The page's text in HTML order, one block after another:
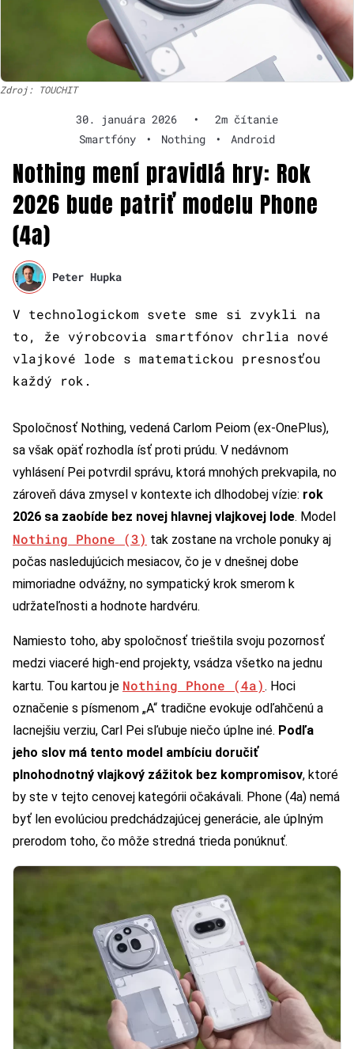
Zdroj: TOUCHIT
30. januára 2026 •
2m čítanie
Smartfóny
• Nothing • Android
Nothing mení pravidlá hry: Rok
2026 bude patriť modelu Phone
(4a)
Peter Hupka
V technologickom svete sme si zvykli na
to, že výrobcovia smartfónov chrlia nové
vlajkové lode s matematickou presnosťou
každý rok.
Spoločnosť Nothing, vedená Carlom Peiom (ex-OnePlus),
sa však opäť rozhodla ísť proti prúdu. V nedávnom
vyhlásení Pei potvrdil správu, ktorá mnohých prekvapila, no
zároveň dáva zmysel v kontexte ich dlhodobej vízie: rok
2026 sa zaobíde bez novej hlavnej vlajkovej lode. Model
Nothing Phone (3) tak zostane na vrchole ponuky aj
počas nasledujúcich mesiacov, čo je v dnešnej dobe
mimoriadne odvážny, no sympatický krok smerom k
udržateľnosti a hodnote hardvéru.
Namiesto toho, aby spoločnosť trieštila svoju pozornosť
medzi viaceré high-end projekty, vsádza všetko na jednu
kartu. Tou kartou je Nothing Phone (4a). Hoci
označenie s písmenom „A“ tradične evokuje odľahčenú a
lacnejšiu verziu, Carl Pei sľubuje niečo úplne iné. Podľa
jeho slov má tento model ambíciu doručiť
plnohodnotný vlajkový zážitok bez kompromisov, ktoré
by ste v tejto cenovej kategórii očakávali. Phone (4a) nemá
byť len evolúciou predchádzajúcej generácie, ale úplným
prerodom toho, čo môže stredná trieda ponúknuť.